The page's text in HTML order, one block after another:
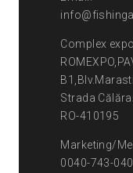
Complex
Strada
RO-410195
Marketing/
0040-743-